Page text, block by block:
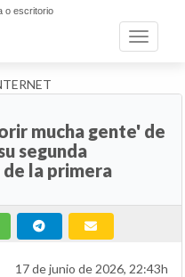
o escritorio
Toggle
mucha gente' de
segunda
la primera
17 de junio de 2026, 22:43h